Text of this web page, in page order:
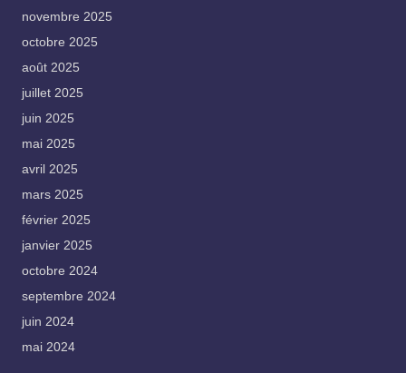
novembre 2025
octobre 2025
août 2025
juillet 2025
juin 2025
mai 2025
avril 2025
mars 2025
février 2025
janvier 2025
octobre 2024
septembre 2024
juin 2024
mai 2024